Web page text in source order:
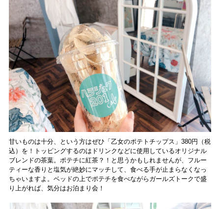
甘いものは十分、という方はぜひ「乙女のポテトチップス」380円（税
込）を！トッピングするのはドリンクなどに使用しているオリジナル
ブレンドの茶葉。ポテチに紅茶？！と思うかもしれませんが、フルー
ティーな香りと塩気が絶妙にマッチして、食べる手が止まらなくなっ
ちゃいますよ。ベッドの上でポテチを食べながらガールズトークで盛
り上がれば、気分はお泊まり会！